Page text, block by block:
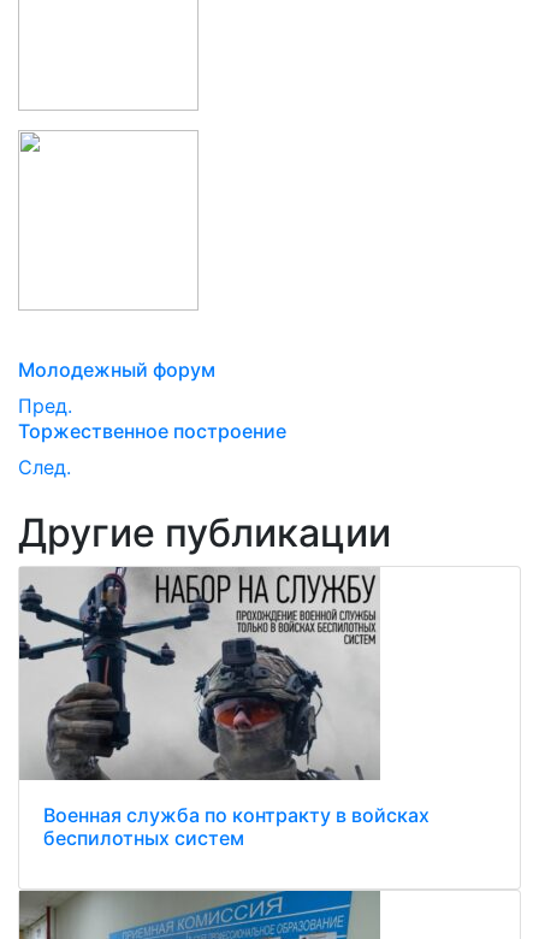
Молодежный форум
Пред.
Торжественное построение
След.
Другие публикации
Военная служба по контракту в войсках
беспилотных систем